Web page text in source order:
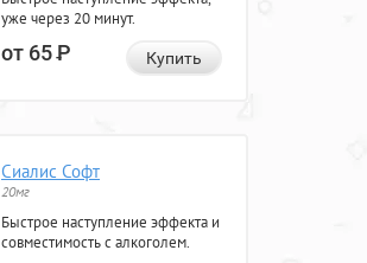
уже через 20 минут.
от 65Р Купить
Сиалис Софт
20мг
Быстрое наступление эффекта и
совместимость с алкоголем.